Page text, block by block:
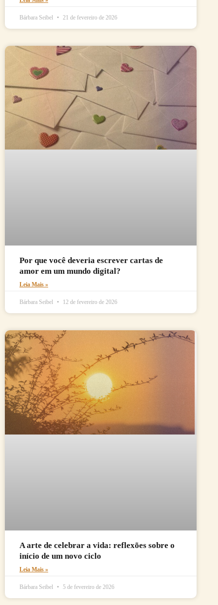
Bárbara Seibel 21 de fevereiro de 2026
Por que você deveria escrever cartas de
amor em um mundo digital?
Leia Mais »
Bárbara Seibel 12 de fevereiro de 2026
A arte de celebrar a vida: reflexões sobre o
início de um novo ciclo
Leia Mais »
Bárbara Seibel 5 de fevereiro de 2026